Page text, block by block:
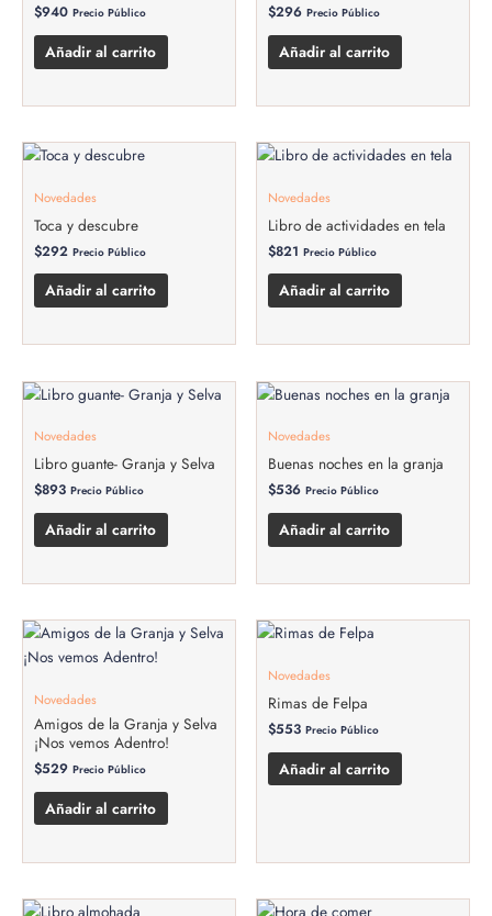
$940 Precio Público
Añadir al carrito
$296 Precio Público
Añadir al carrito
Novedades
Toca y descubre
$292 Precio Público
Añadir al carrito
Novedades
Libro de actividades en tela
$821 Precio Público
Añadir al carrito
Novedades
Libro guante- Granja y Selva
$893 Precio Público
Añadir al carrito
Novedades
Buenas noches en la granja
$536 Precio Público
Añadir al carrito
Novedades
Amigos de la Granja y Selva
¡Nos vemos Adentro!
$529 Precio Público
Añadir al carrito
Novedades
Rimas de Felpa
$553 Precio Público
Añadir al carrito